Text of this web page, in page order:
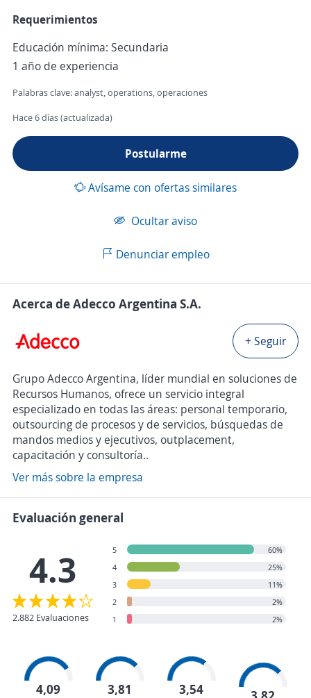
Requerimientos
Educación mínima: Secundaria
1 año de experiencia
Palabras clave: analyst, operations, operaciones
Hace 6 días (actualizada)
Postularme
Avísame con ofertas similares
Ocultar aviso
Denunciar empleo
Acerca de Adecco Argentina S.A.
+ Seguir
Grupo Adecco Argentina, líder mundial en soluciones de
Recursos Humanos, ofrece un servicio integral
especializado en todas las áreas: personal temporario,
outsourcing de procesos y de servicios, búsquedas de
mandos medios y ejecutivos, outplacement,
capacitación y consultoría..
Ver más sobre la empresa
Evaluación general
4.3
2.882 Evaluaciones
5
60%
4
25%
3
11%
2
2%
1
2%
4,09 3,81 3,54